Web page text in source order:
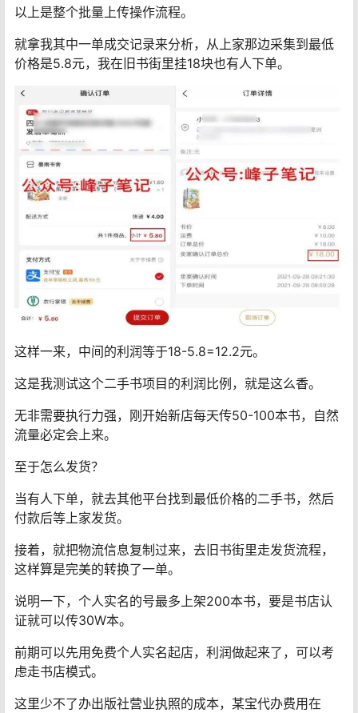
以上是整个批量上传操作流程。
就拿我其中一单成交记录来分析，从上家那边采集到最低
价格是5.8元，我在旧书街里挂18块也有人下单。
这样一来，中间的利润等于18-5.8=12.2元。
这是我测试这个二手书项目的利润比例，就是这么香。
无非需要执行力强，刚开始新店每天传50-100本书，自然
流量必定会上来。
至于怎么发货？
当有人下单，就去其他平台找到最低价格的二手书，然后
付款后等上家发货。
接着，就把物流信息复制过来，去旧书街里走发货流程，
这样算是完美的转换了一单。
说明一下，个人实名的号最多上架200本书，要是书店认
证就可以传30W本。
前期可以先用免费个人实名起店，利润做起来了，可以考
虑走书店模式。
这里少不了办出版社营业执照的成本，某宝代办费用在